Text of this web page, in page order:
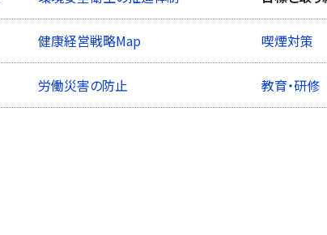
健康経営戦略Map 喫煙対策
労働災害の防止 教育・研修